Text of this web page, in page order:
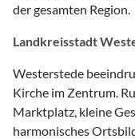
der gesamten Region.
Landkreisstadt
Westerstede
Kirche im Zentrum.
Marktplatz, kleine
harmonisches